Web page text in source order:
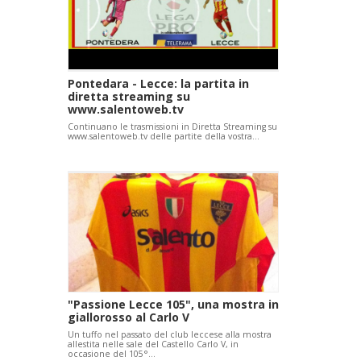
Pontedara - Lecce: la partita in
diretta streaming su
www.salentoweb.tv
Continuano le trasmissioni in Diretta Streaming su
www.salentoweb.tv delle partite della vostra…
"Passione Lecce 105", una mostra in
giallorosso al Carlo V
Un tuffo nel passato del club leccese alla mostra
allestita nelle sale del Castello Carlo V, in
occasione del 105°…